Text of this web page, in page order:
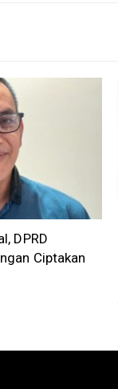
DPRD
Ciptakan